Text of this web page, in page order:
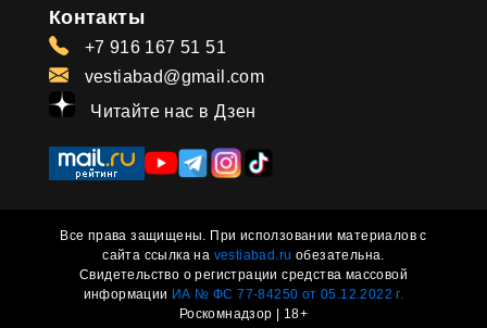
Контакты
+7 916 167 51 51
vestiabad@gmail.com
Читайте нас в Дзен
Все права защищены. При исползовании материалов с
сайта ссылка на vestiabad.ru обезательна.
Свидетельство о регистрации средства массовой
информации ИА № ФС 77-84250 от 05.12.2022 г.
Роскомнадзор | 18+